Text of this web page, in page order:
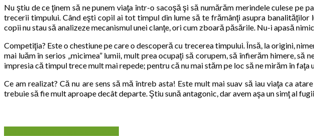
Nu ştiu de ce ţinem să ne punem viaţa într-o sacoşă şi să numărăm merindele culese pe
trecerii timpului. Când eşti copil ai tot timpul din lume să te frămânţi asupra
copii nu stau să analizeze mecanismul unei clanţe, ori cum zboară păsările. Nu-i apasă
Competiţia? Este o chestiune pe care o descoperă cu trecerea timpului. Însă, la origini,
mai luăm în serios „micimea” lumii, mult prea ocupaţi să corupem, să înfierăm himere,
impresia că timpul trece mult mai repede; pentru că nu mai stăm pe loc să ne mirăm în
Ce am realizat? Că nu are sens să mă întreb asta! Este mult mai suav să iau viaţa ca
trebuie să fie mult aproape decât departe. Ştiu sună antagonic, dar avem aşa un simţ al